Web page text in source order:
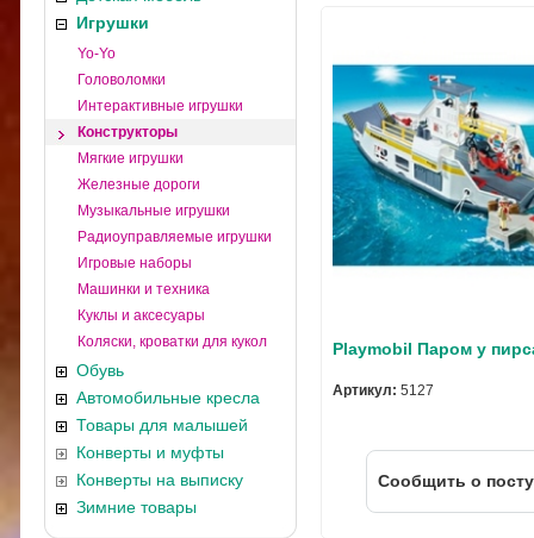
Игрушки
Yo-Yo
Головоломки
Интерактивные игрушки
Конструкторы
Мягкие игрушки
Железные дороги
Музыкальные игрушки
Радиоуправляемые игрушки
Игровые наборы
Машинки и техника
Куклы и аксесуары
Коляски, кроватки для кукол
Обувь
Автомобильные кресла
Товары для малышей
Конверты и муфты
Конверты на выписку
Зимние товары
Playmobil Паром у
Артикул: 5127
Cообщить о